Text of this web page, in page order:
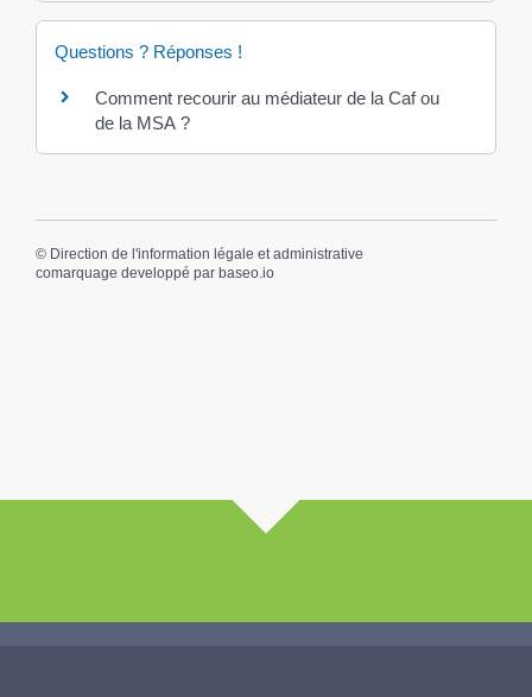
Questions ? Réponses !
Comment recourir au médiateur de la Caf ou
de la MSA ?
© Direction de l'information légale et administrative
comarquage developpé par baseo.io